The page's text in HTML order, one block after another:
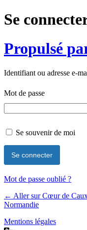
Se
Propulsé
Identifiant ou adresse e-
Mot de passe
Se souvenir de moi
Mot de passe oublié ?
← Aller sur Cœur de
Normandie
Mentions légales